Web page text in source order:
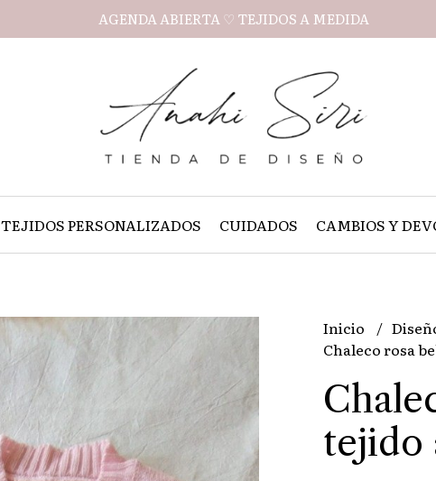
AGENDA ABIERTA ♡ TEJIDOS A MEDIDA
TEJIDOS PERSONALIZADOS CUIDADOS CAMBIOS Y
Inicio
Chaleco rosa
tejido